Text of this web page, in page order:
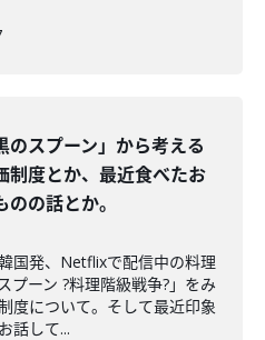
のスプーン」から考える
制度とか、最近食べたお
のの話とか。
国発、Netflixで配信中の料理
プーン ?料理階級戦争?」をみ
度について。そして最近印象
話して...